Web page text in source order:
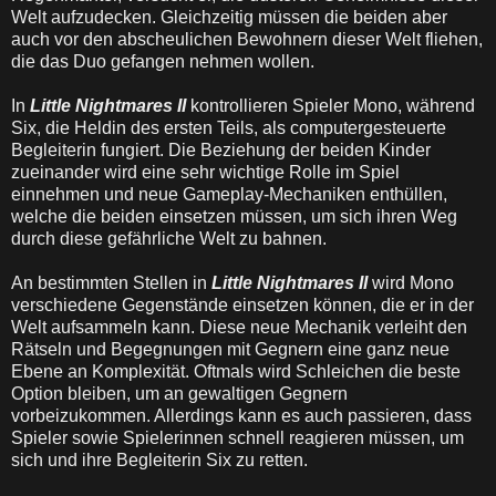
Welt aufzudecken. Gleichzeitig müssen die beiden aber
auch vor den abscheulichen Bewohnern dieser Welt fliehen,
die das Duo gefangen nehmen wollen.
In Little Nightmares IIkontrollieren Spieler Mono, während
Six, die Heldin des ersten Teils, als computergesteuerte
Begleiterin fungiert. Die Beziehung der beiden Kinder
zueinander wird eine sehr wichtige Rolle im Spiel
einnehmen und neue Gameplay-Mechaniken enthüllen,
welche die beiden einsetzen müssen, um sich ihren Weg
durch diese gefährliche Welt zu bahnen.
An bestimmten Stellen in Little Nightmares IIwird Mono
verschiedene Gegenstände einsetzen können, die er in der
Welt aufsammeln kann. Diese neue Mechanik verleiht den
Rätseln und Begegnungen mit Gegnern eine ganz neue
Ebene an Komplexität. Oftmals wird Schleichen die beste
Option bleiben, um an gewaltigen Gegnern
vorbeizukommen. Allerdings kann es auch passieren, dass
Spieler sowie Spielerinnen schnell reagieren müssen, um
sich und ihre Begleiterin Six zu retten.